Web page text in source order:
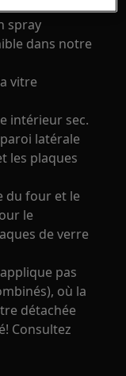
spray
dans notre
vitre
intérieur sec.
latérale
les plaques
du four et le
le
de verre
pas
où la
détachée
Consultez